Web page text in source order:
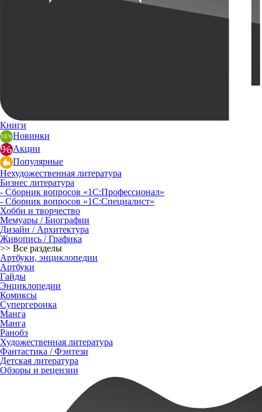
Книги
Новинки
Акции
Популярные
Нехудожественная литература
Бизнес литература
- Сборник вопросов «1С:Профессионал»
- Сборник вопросов «1С:Специалист»
Хобби и творчество
Мемуары / Биографии
Дизайн / Архитектура
Живопись / Графика
>> Все разделы
Артбуки, энциклопедии
Артбуки
Гайды
Энциклопедии
Комиксы
Супергероика
Манга
Манга
Ранобэ
Художественная литература
Фантастика / Фэнтези
Детская литература
Обзоры и рецензии